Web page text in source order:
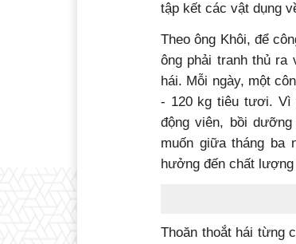
tập kết các vật dụng
Theo ông Khôi, để
ông phải tranh thủ
hái. Mỗi ngày, một
- 120 kg tiêu tươi. Vì
động viên, bồi
muốn giữa tháng ba
hưởng đến chất lượng
Thoăn thoắt hái từng